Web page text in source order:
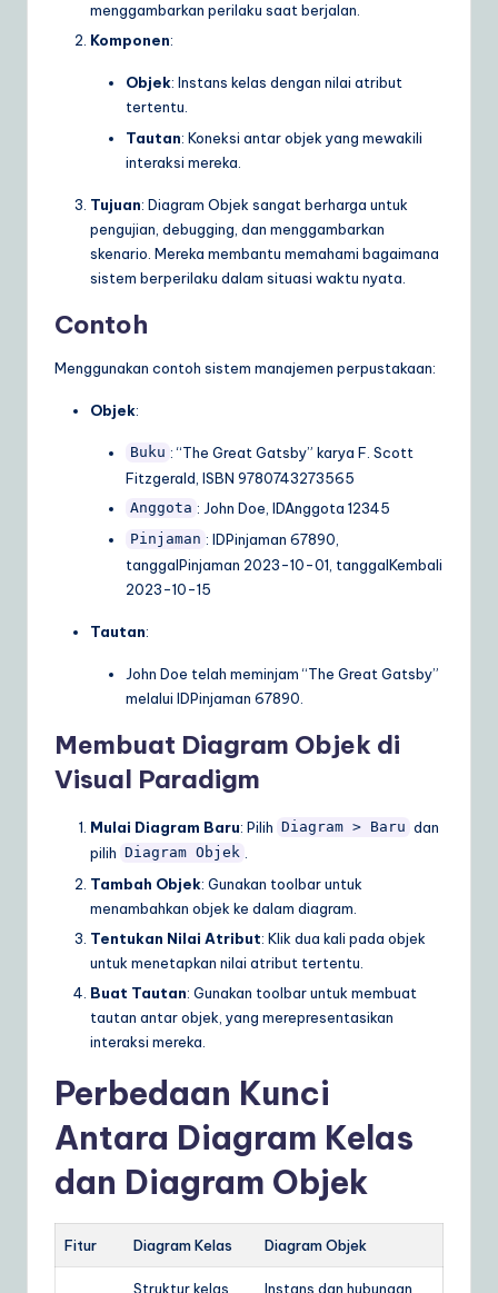
menggambarkan perilaku saat berjalan.
Komponen:
Objek: Instans kelas dengan nilai atribut
tertentu.
Tautan: Koneksi antar objek yang mewakili
interaksi mereka.
Tujuan: Diagram Objek sangat berharga untuk
pengujian, debugging, dan menggambarkan
skenario. Mereka membantu memahami bagaimana
sistem berperilaku dalam situasi waktu nyata.
Contoh
Menggunakan contoh sistem manajemen perpustakaan:
Objek:
Buku : “The Great Gatsby” karya F. Scott
Fitzgerald, ISBN 9780743273565
Anggota : John Doe, IDAnggota 12345
Pinjaman : IDPinjaman 67890,
tanggalPinjaman 2023-10-01, tanggalKembali
2023-10-15
Tautan:
John Doe telah meminjam “The Great Gatsby”
melalui IDPinjaman 67890.
Membuat Diagram Objek di
Visual Paradigm
Mulai Diagram Baru: Pilih Diagram > Baru dan
pilih Diagram Objek
Tambah Objek: Gunakan toolbar untuk
menambahkan objek ke dalam diagram.
Tentukan Nilai Atribut: Klik dua kali pada objek
untuk menetapkan nilai atribut tertentu.
Buat Tautan: Gunakan toolbar untuk membuat
tautan antar objek, yang merepresentasikan
interaksi mereka.
Perbedaan Kunci
Antara Diagram Kelas
dan Diagram Objek
Fitur Diagram Kelas Diagram Objek
Struktur kelas
Instans dan hubungan